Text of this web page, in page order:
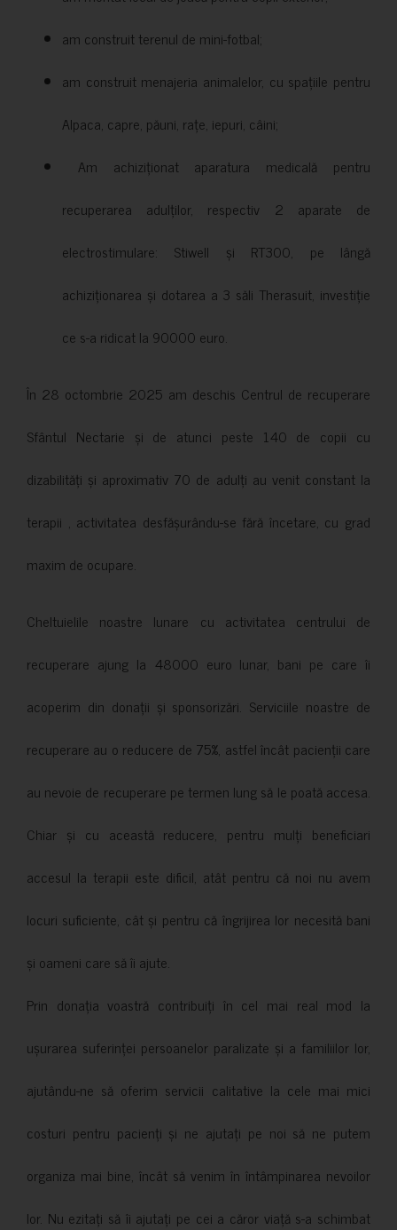
am construit terenul de mini-fotbal;
am construit menajeria animalelor, cu spațiile pentru
Alpaca, capre, păuni, rațe, iepuri, câini;
Am achiziționat aparatura medicală pentru
recuperarea adulților, respectiv 2 aparate de
electrostimulare: Stiwell și RT300, pe lângă
achiziționarea și dotarea a 3 săli Therasuit, investiție
ce s-a ridicat la 90000 euro.
În 28 octombrie 2025 am deschis Centrul de recuperare
Sfântul Nectarie și de atunci peste 140 de copii cu
dizabilități și aproximativ 70 de adulți au venit constant la
terapii , activitatea desfășurându-se fără încetare, cu grad
maxim de ocupare.
Cheltuielile noastre lunare cu activitatea centrului de
recuperare ajung la 48000 euro lunar, bani pe care îi
acoperim din donații și sponsorizări. Serviciile noastre de
recuperare au o reducere de 75%, astfel încât pacienții care
au nevoie de recuperare pe termen lung să le poată accesa.
Chiar și cu această reducere, pentru mulți beneficiari
accesul la terapii este dificil, atât pentru că noi nu avem
locuri suficiente, cât și pentru că îngrijirea lor necesită bani
și oameni care să îi ajute.
Prin donația voastră contribuiți în cel mai real mod la
ușurarea suferinței persoanelor paralizate și a familiilor lor,
ajutându-ne să oferim servicii calitative la cele mai mici
costuri pentru pacienți și ne ajutați pe noi să ne putem
organiza mai bine, încât să venim în întâmpinarea nevoilor
lor. Nu ezitați să îi ajutați pe cei a căror viață s-a schimbat